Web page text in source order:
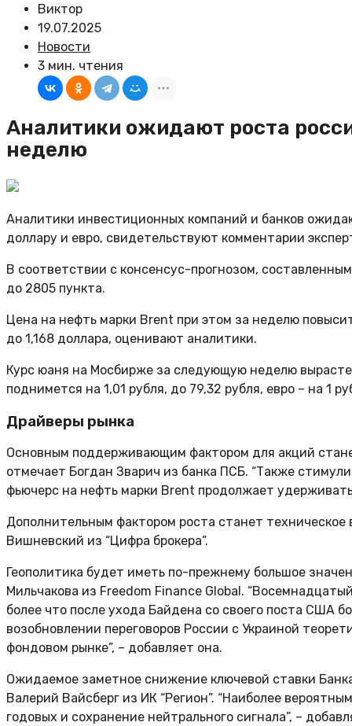
Виктор
19.07.2025
Новости
3 мин. чтения
Аналитики ожидают роста
неделю
Аналитики инвестиционных компаний и банков
доллару и евро, свидетельствуют комментарии
В соответствии с консенсус-прогнозом,
до 2805 пункта.
Цена на нефть марки Brent при этом за неделю
до 1,168 доллара, оценивают аналитики.
Курс юаня на Мосбирже за следующую неделю
поднимется на 1,01 рубля, до 79,32 рубля, евро – на
Драйверы рынка
Основным поддерживающим фактором для акций
отмечает Богдан Зварич из банка ПСБ. “Также
фьючерс на нефть марки Brent продолжает
Дополнительным фактором роста станет
Вишневский из “Цифра брокера”.
Геополитика будет иметь по-прежнему большое
Мильчакова из Freedom Finance Global.
более что после ухода Байдена со своего поста США
возобновлении переговоров России с Украиной
фондовом рынке”, – добавляет она.
Ожидаемое заметное снижение ключевой ставки
Валерий Вайсберг из ИК “Регион”. “Наиболее
годовых и сохранение нейтрального сигнала”, –